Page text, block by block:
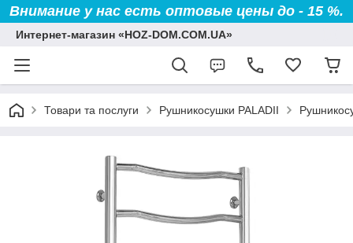
Внимание у нас есть оптовые цены до - 15 %.
Интернет-магазин «HOZ-DOM.COM.UA»
Товари та послуги Рушникосушки PALADII